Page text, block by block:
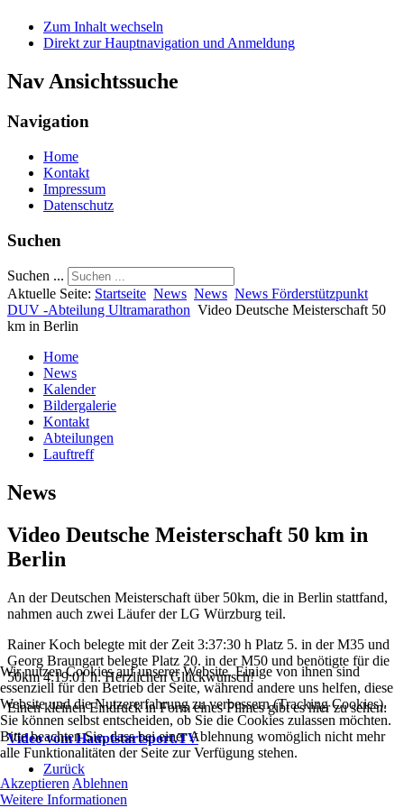
Zum Inhalt wechseln
Direkt zur Hauptnavigation und Anmeldung
Nav Ansichtssuche
Navigation
Home
Kontakt
Impressum
Datenschutz
Suchen
Suchen ...
Aktuelle Seite: Startseite News News News Förderstützpunkt
DUV -Abteilung Ultramarathon Video Deutsche Meisterschaft 50
km in Berlin
Home
News
Kalender
Bildergalerie
Kontakt
Abteilungen
Lauftreff
News
Video Deutsche Meisterschaft 50 km in
Berlin
An der Deutschen Meisterschaft über 50km, die in Berlin stattfand,
nahmen auch zwei Läufer der LG Würzburg teil.
Rainer Koch belegte mit der Zeit 3:37:30 h Platz 5. in der M35 und
Georg Braungart belegte Platz 20. in der M50 und benötigte für die
50km 4:19:01 h. Herzlichen Glückwunsch!
Einen kleinen Eindruck in Form eines Filmes gibt es hier zu sehen:
Video vom Hauptstartsport.TV
Zurück
Wir nutzen Cookies auf unserer Website. Einige von ihnen sind
essenziell für den Betrieb der Seite, während andere uns helfen, diese
Website und die Nutzererfahrung zu verbessern (Tracking Cookies).
Sie können selbst entscheiden, ob Sie die Cookies zulassen möchten.
Bitte beachten Sie, dass bei einer Ablehnung womöglich nicht mehr
alle Funktionalitäten der Seite zur Verfügung stehen.
Akzeptieren Ablehnen
Weitere Informationen